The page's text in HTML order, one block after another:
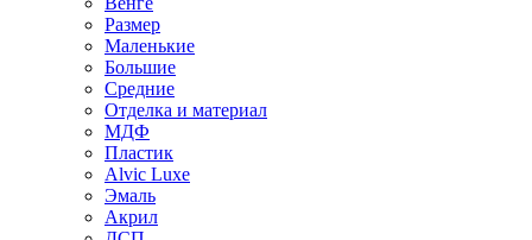
Размер
Маленькие
Большие
Средние
Отделка и материал
МДФ
Пластик
Alvic Luxe
Эмаль
Акрил